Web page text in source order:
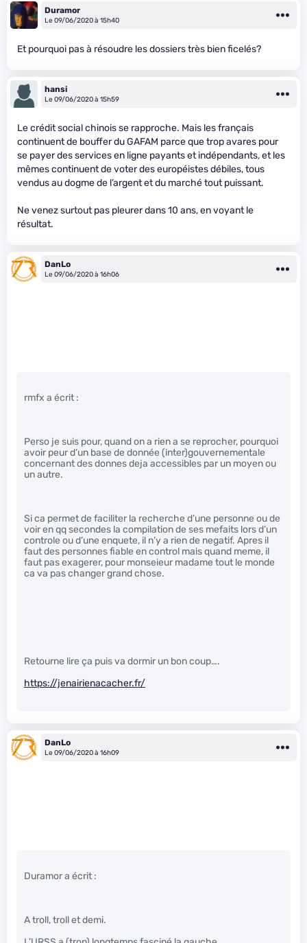
Duramor
Le 09/06/2020 à 15h40
Et pourquoi pas à résoudre les dossiers très bien ficelés?
hansi
Le 09/06/2020 à 15h59
Le crédit social chinois se rapproche. Mais les français
continuent de bouffer du GAFAM parce que trop avares pour
se payer des services en ligne payants et indépendants, et les
mêmes continuent de voter des européistes débiles, tous
vendus au dogme de l’argent et du marché tout puissant.
Ne venez surtout pas pleurer dans 10 ans, en voyant le
résultat.
DanLo
Le 09/06/2020 à 16h06
rmfx a écrit :
Perso je suis pour, quand on a rien a se reprocher, pourquoi
avoir peur d’un base de donnée (inter)gouvernementale
concernant des donnes deja accessibles par un moyen ou
un autre.
Si ca permet de faciliter la recherche d’une personne ou de
voir en qq secondes la compilation de ses mefaits lors d’un
controle ou d’une enquete, il n’y a rien de negatif. Apres il
faut des personnes fiable en control mais quand meme, il
faut pas exagerer, pour monseieur madame tout le monde
ca va pas changer grand chose.
Retourne lire ça puis va dormir un bon coup….
https://jenairienacacher.fr/
DanLo
Le 09/06/2020 à 16h09
Duramor a écrit :
A troll, troll et demi.